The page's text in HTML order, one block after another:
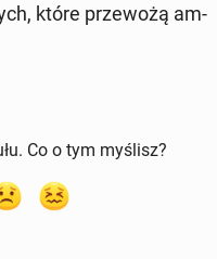
które prze­wo­żą am­
Co o tym myślisz?